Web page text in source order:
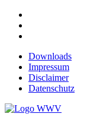
Downloads
Impressum
Disclaimer
Datenschutz